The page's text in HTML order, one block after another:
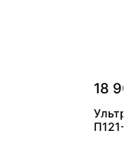
18
П121-